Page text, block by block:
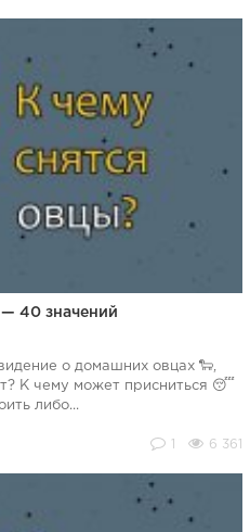
— 40 значений
о домашних овцах 🐑,
К чему может присниться 😴
либо...
6 361